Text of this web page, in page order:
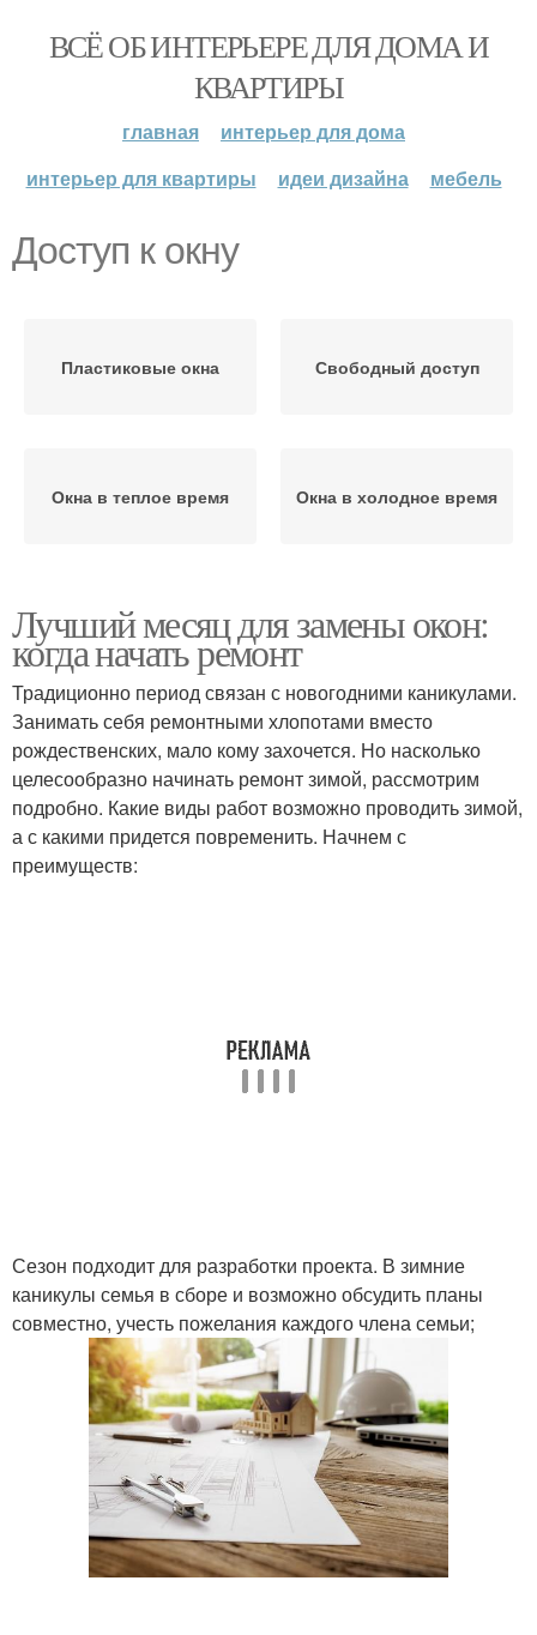
ВСЁ ОБ ИНТЕРЬЕРЕ ДЛЯ ДОМА И
КВАРТИРЫ
главная
интерьер для дома
интерьер для квартиры
идеи дизайна мебель
Доступ к окну
Пластиковые окна Свободный доступ
Окна в теплое время Окна в холодное время
Лучший месяц для замены окон:
когда начать ремонт
Традиционно период связан с новогодними каникулами.
Занимать себя ремонтными хлопотами вместо
рождественских, мало кому захочется. Но насколько
целесообразно начинать ремонт зимой, рассмотрим
подробно. Какие виды работ возможно проводить зимой,
а с какими придется повременить. Начнем с
преимуществ:
Сезон подходит для разработки проекта. В зимние
каникулы семья в сборе и возможно обсудить планы
совместно, учесть пожелания каждого члена семьи;